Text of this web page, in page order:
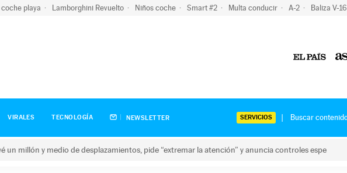
coche playa Lamborghini Revuelto Niños coche Smart #2 Multa conducir A-2 Baliza V-16
VIRALES TECNOLOGÍA NEWSLETTER SERVICIOS
un millón y medio de desplazamientos, pide “extremar la atención” y anuncia controles espe